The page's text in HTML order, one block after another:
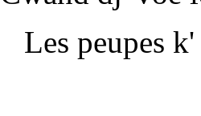
Les peupes